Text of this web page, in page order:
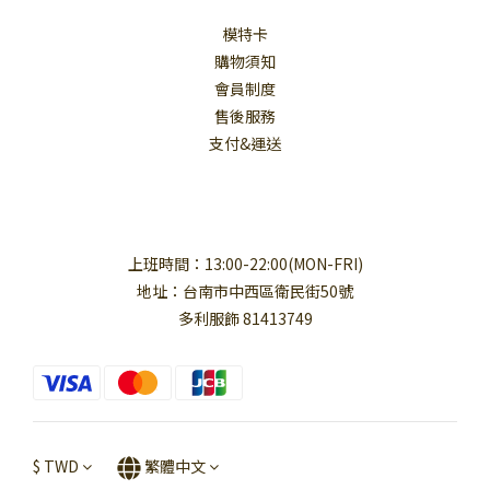
模特卡
購物須知
會員制度
售後服務
支付&運送
上班時間：13:00-22:00(MON-FRI)
地址：台南市中西區衛民街50號
多利服飾 81413749
$ TWD 繁體中文